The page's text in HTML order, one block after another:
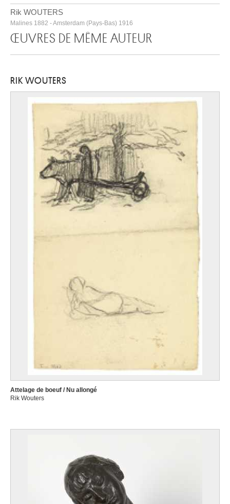
Rik WOUTERS
Malines 1882 - Amsterdam (Pays-Bas) 1916
ŒUVRES DE MÊME AUTEUR
RIK WOUTERS
Attelage de boeuf / Nu allongé
Rik Wouters